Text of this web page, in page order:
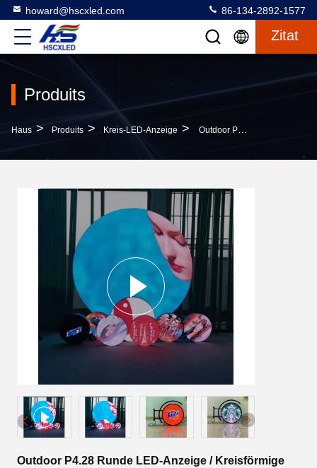
howard@hscxled.com 86-134-2892-1577
Zitat
Produits
Haus > Produits > Kreis-LED-Anzeige > Outdoor P4.28 Runde LED-Anzeige / Kreisförmige LED-Logo-Anzeige
Outdoor P4.28 Runde LED-Anzeige / Kreisförmige